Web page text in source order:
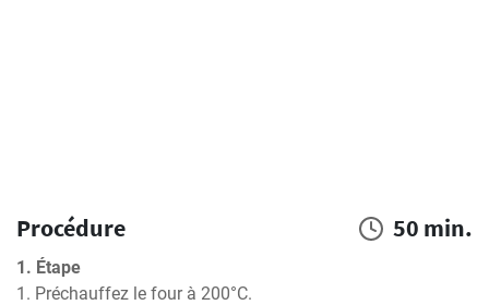
Procédure 50 min.
1. Étape
1. Préchauffez le four à 200°C.